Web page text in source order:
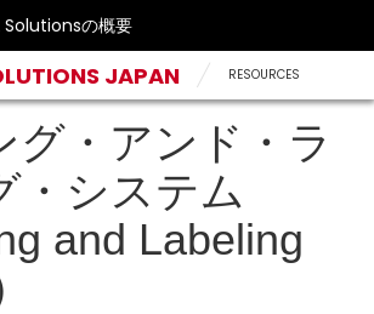
Solutionsの概要
JAPAN RESOURCES
グ・アンド・ラ
・システム
and Labeling